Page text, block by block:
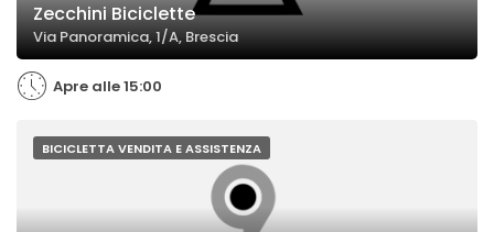
Zecchini Biciclette
Via Panoramica, 1/A, Brescia
Apre alle 15:00
BICICLETTA VENDITA E ASSISTENZA